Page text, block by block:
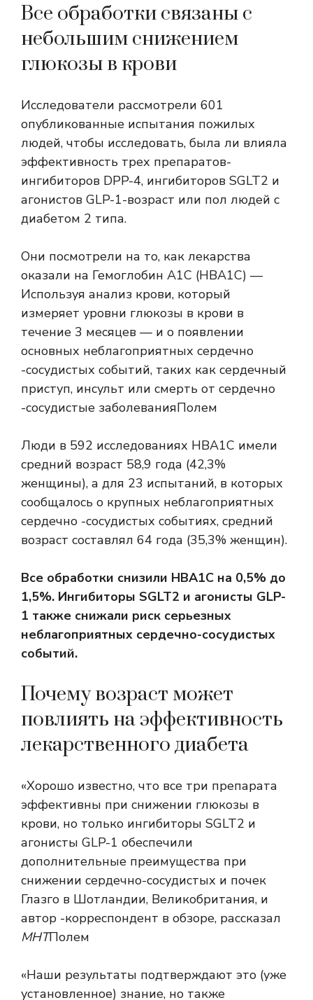
Все обработки связаны с
небольшим снижением
глюкозы в крови
Исследователи рассмотрели 601
опубликованные испытания пожилых
людей, чтобы исследовать, была ли влияла
эффективность трех препаратов-
ингибиторов DPP-4, ингибиторов SGLT2 и
агонистов GLP-1-возраст или пол людей с
диабетом 2 типа.
Они посмотрели на то, как лекарства
оказали на Гемоглобин A1C (HBA1C) —
Используя анализ крови, который
измеряет уровни глюкозы в крови в
течение 3 месяцев — и о появлении
основных неблагоприятных сердечно
-сосудистых событий, таких как сердечный
приступ, инсульт или смерть от сердечно
-сосудистые заболеванияПолем
Люди в 592 исследованиях HBA1C имели
средний возраст 58,9 года (42,3%
женщины), а для 23 испытаний, в которых
сообщалось о крупных неблагоприятных
сердечно -сосудистых событиях, средний
возраст составлял 64 года (35,3% женщин).
Все обработки снизили HBA1C на 0,5% до
1,5%. Ингибиторы SGLT2 и агонисты GLP-
1 также снижали риск серьезных
неблагоприятных сердечно-сосудистых
событий.
Почему возраст может
повлиять на эффективность
лекарственного диабета
«Хорошо известно, что все три препарата
эффективны при снижении глюкозы в
крови, но только ингибиторы SGLT2 и
агонисты GLP-1 обеспечили
дополнительные преимущества при
снижении сердечно-сосудистых и почек
Глазго в Шотландии, Великобритания, и
автор -корреспондент в обзоре, рассказал
МНТПолем
«Наши результаты подтверждают это (уже
установленное) знание, но также